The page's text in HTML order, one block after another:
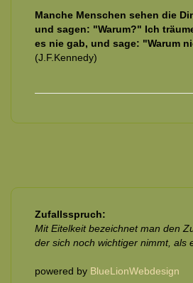
Manche Menschen sehen die
und sagen: "Warum?" Ich
es nie gab, und sage: "Warum
(J.F.Kennedy)
Zufallsspruch:
Mit Eitelkeit bezeichnet man den
der sich noch wichtiger nimmt, als
powered by BlueLionWebdesign